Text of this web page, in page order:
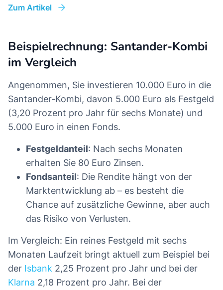
Zum Artikel
Beispielrechnung: Santander-Kombi
im Vergleich
Angenommen, Sie investieren 10.000 Euro in die
Santander-Kombi, davon 5.000 Euro als Festgeld
(3,20 Prozent pro Jahr für sechs Monate) und
5.000 Euro in einen Fonds.
Festgeldanteil: Nach sechs Monaten
erhalten Sie 80 Euro Zinsen.
Fondsanteil: Die Rendite hängt von der
Marktentwicklung ab – es besteht die
Chance auf zusätzliche Gewinne, aber auch
das Risiko von Verlusten.
Im Vergleich: Ein reines Festgeld mit sechs
Monaten Laufzeit bringt aktuell zum Beispiel bei
der Isbank 2,25 Prozent pro Jahr und bei der
Klarna 2,18 Prozent pro Jahr. Bei der